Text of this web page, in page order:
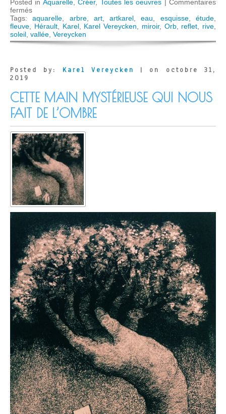
Posted in Aquarelle,Créer, Toutes les oeuvres
Commentaires
ferméssur
Vallée
de
l’Orb
près
Tags:aquarelle, arbre, art,artkarel,eau, esquisse,étude,
fleuve, Hérault, Karel, Karel Vereycken, miroir, Orb, reflet, rive,
soleil, vallée, Vereycken
Posted by: Karel Vereycken
| on octobre 31,
2019
CETTE MAIN MYSTÉRIEUSE QUI NOUS
FAIT DE L’OMBRE